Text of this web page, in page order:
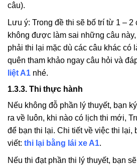
câu).
Lưu ý: Trong đề thi sẽ bố trí từ 1 – 2
không được làm sai những câu
phải thi lại mặc dù các câu khác có
quên tham khảo ngay câu hỏi và
liệt A1 nhé.
1.3.3. Thi thực hành
Nếu không đỗ phần lý thuyết, bạn
ra về luôn, khi nào có lịch thi mới,
để bạn thi lại. Chi tiết về việc thi lại,
viết: thi lại bằng lái xe A1.
Nếu thi đạt phần thi lý thuyết, bạn